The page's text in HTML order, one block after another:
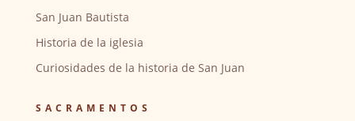
San Juan Bautista
Historia de la iglesia
Curiosidades de la historia de San Juan
SACRAMENTOS